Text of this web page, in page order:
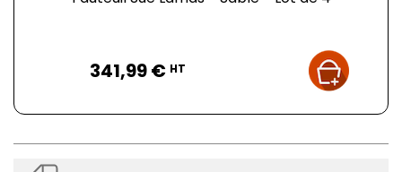
341,99 € HT